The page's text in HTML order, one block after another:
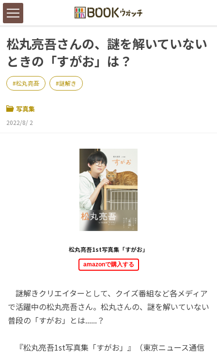
松丸亮吾さんの、謎を解いていない
ときの「すがお」は？
松丸亮吾 謎解き
写真集
2022/8/ 2
松丸亮吾1st写真集「すがお」
amazonで購入する
謎解きクリエイターとして、クイズ番組など各メディア
で活躍中の松丸亮吾さん。松丸さんの、謎を解いていない
普段の「すがお」とは......？
『松丸亮吾1st写真集「すがお」』（東京ニュース通信